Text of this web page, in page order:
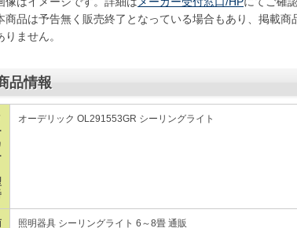
商品は予告無く販売終了となっている場合もあり、掲載商
りません。
品情報
オーデリック OL291553GR シーリングライト
照明器具 シーリングライト 6～8畳 通販